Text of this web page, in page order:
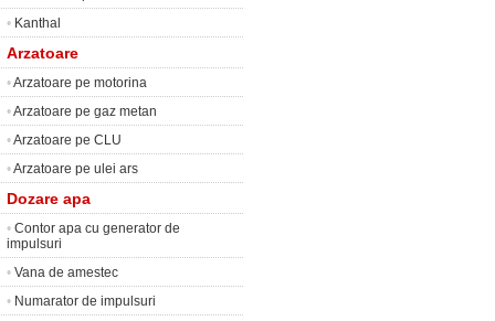
• Kanthal
Arzatoare
•Arzatoare pe motorina
•Arzatoare pe gaz metan
•Arzatoare pe CLU
•Arzatoare pe ulei ars
Dozare apa
• Contor apa cu generator de
impulsuri
• Vana de amestec
• Numarator de impulsuri